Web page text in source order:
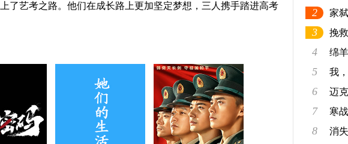
了艺考之路。他们在成长路上更加坚定梦想，三人携手踏进高考
2 家
3 挽
4 绵
5 我
6 迈
7 寒
8 消